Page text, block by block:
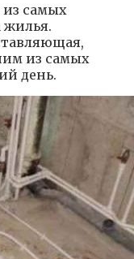
самых
жилья.
из самых
день.